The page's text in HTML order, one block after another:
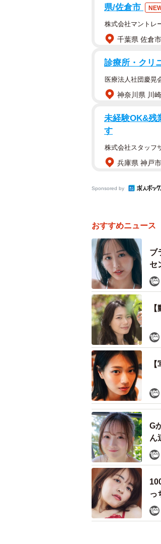
県/佐倉市
株式会社マントレ
千葉県 佐倉市
診療所・クリ
医療法人社団慶晃
神奈川県 川
未経験OK&残
す
株式会社スタッフ
兵庫県 神戸市
Sponsored by
おすすめニュース
ブ
セ
G
ん
っ